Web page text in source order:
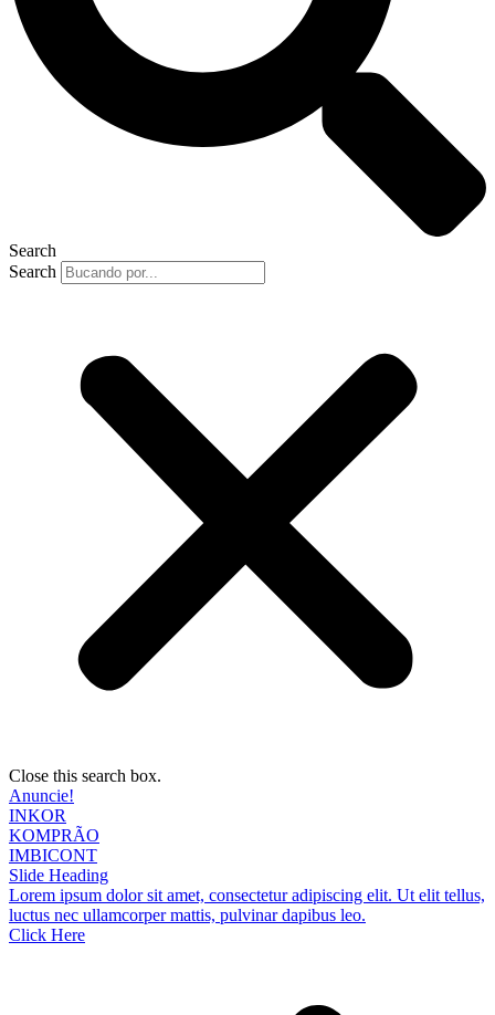
Search
Search
Close this search box.
Anuncie!
INKOR
KOMPRÃO
IMBICONT
Slide Heading
Lorem ipsum dolor sit amet, consectetur adipiscing elit. Ut elit tellus,
luctus nec ullamcorper mattis, pulvinar dapibus leo.
Click Here